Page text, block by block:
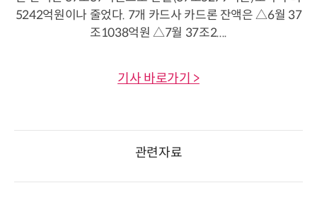
5242억원이나 줄었다. 7개 카드사 카드론 잔액은 △6월 37
조1038억원 △7월 37조2....
기사 바로가기 >
관련자료